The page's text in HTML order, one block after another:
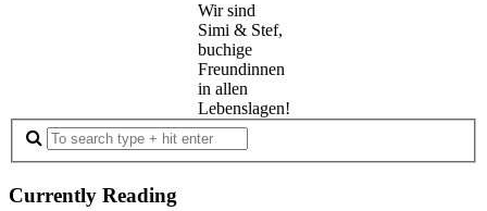
Wir sind
Simi & Stef,
buchige
Freundinnen
in allen
Lebenslagen!
Currently Reading